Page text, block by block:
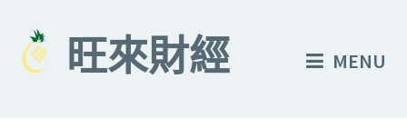
content
旺來財經 MENU